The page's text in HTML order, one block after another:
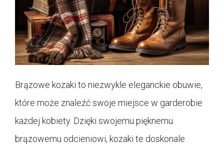
Brązowe kozaki to niezwykle eleganckie obuwie,
które może znaleźć swoje miejsce w garderobie
każdej kobiety. Dzięki swojemu pięknemu
brązowemu odcieniowi, kozaki te doskonale